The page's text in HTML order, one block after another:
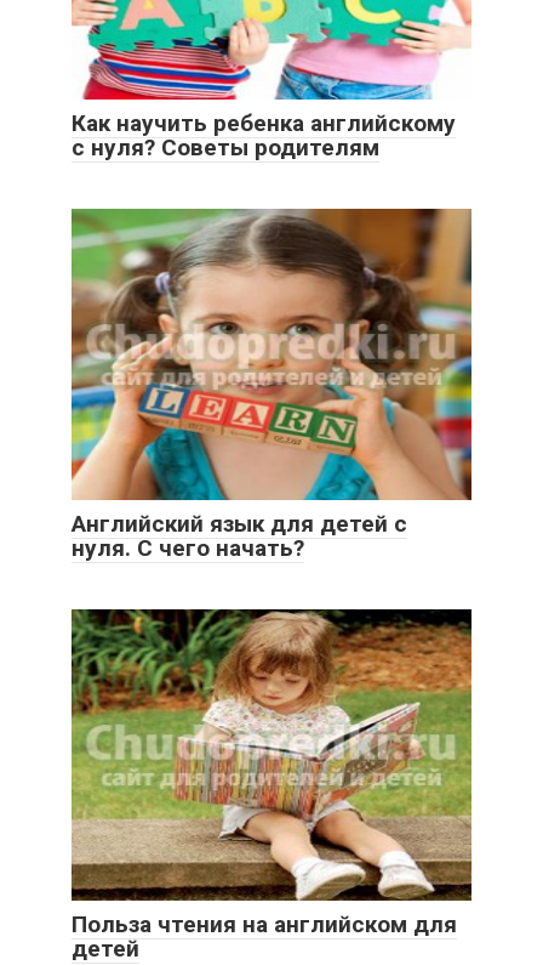
Как научить ребенка английскому
с нуля? Советы родителям
Английский язык для детей с
нуля. С чего начать?
Польза чтения на английском для
детей